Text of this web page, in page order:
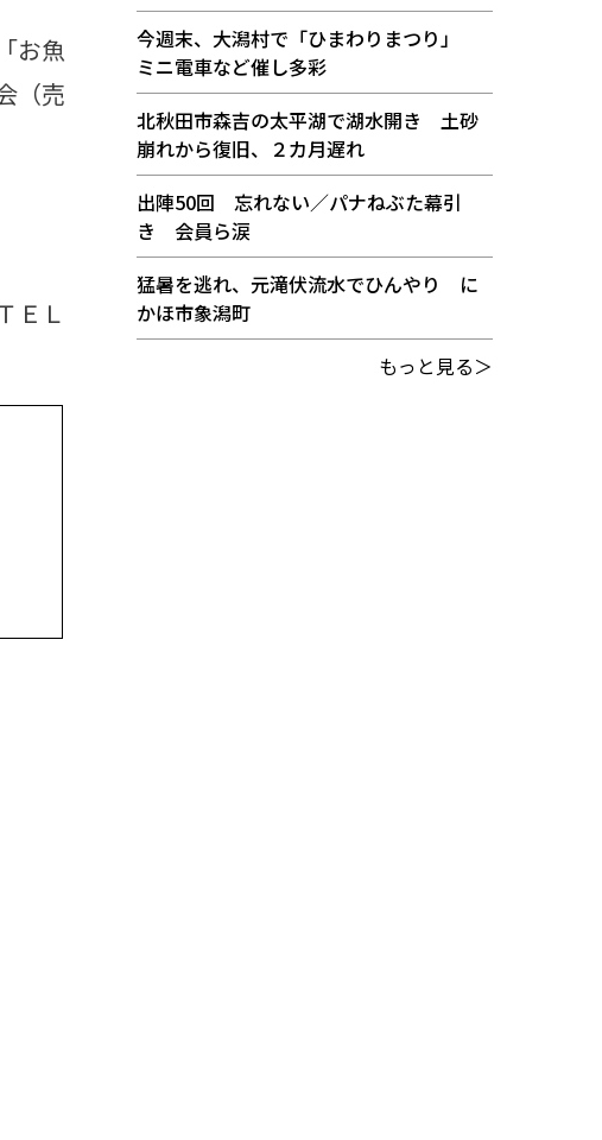
お魚
（売
ＥＬ
今週末、大潟村で「ひまわりまつり」
ミニ電車など催し多彩
北秋田市森吉の太平湖で湖水開き 土砂
崩れから復旧、２カ月遅れ
出陣50回 忘れない／パナねぶた幕引
き 会員ら涙
猛暑を逃れ、元滝伏流水でひんやり に
かほ市象潟町
もっと見る＞